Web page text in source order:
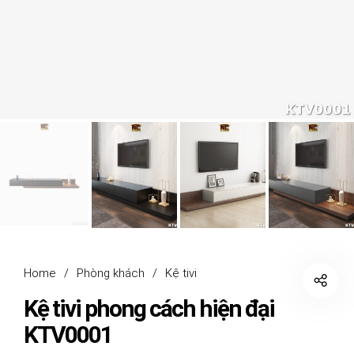
Home / Phòng khách / Kệ tivi
Kệ tivi phong cách hiện đại
KTV0001